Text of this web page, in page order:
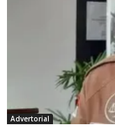
Advertorial